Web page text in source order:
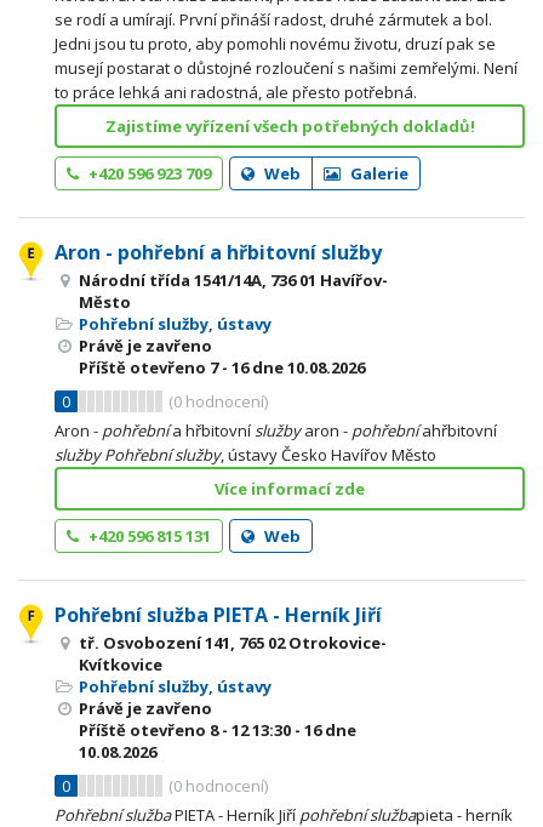
se rodí a umírají. První přináší radost, druhé zármutek a bol.
Jedni jsou tu proto, aby pomohli novému životu, druzí pak se
musejí postarat o důstojné rozloučení s našimi zemřelými. Není
to práce lehká ani radostná, ale přesto potřebná.
Zajistíme vyřízení všech potřebných dokladů!
+420 596 923 709 Web Galerie
Aron - pohřební a hřbitovní služby
Národní třída 1541/14A, 736 01 Havířov-
Město
Pohřební služby, ústavy
Právě je zavřeno
Příště otevřeno 7 - 16dne 10.08.2026
0
(0 hodnocení)
Aron - pohřebnía hřbitovníslužbyaron - pohřebníahřbitovní
služby Pohřebníslužby, ústavy Česko Havířov Město
Více informací zde
+420 596 815 131 Web
Pohřební služba PIETA - Herník Jiří
tř. Osvobození 141, 765 02 Otrokovice-
Kvítkovice
Pohřební služby, ústavy
Právě je zavřeno
Příště otevřeno 8 - 1213:30 - 16dne
10.08.2026
0
(0 hodnocení)
PohřebníslužbaPIETA - Herník Jiří pohřebníslužbapieta - herník